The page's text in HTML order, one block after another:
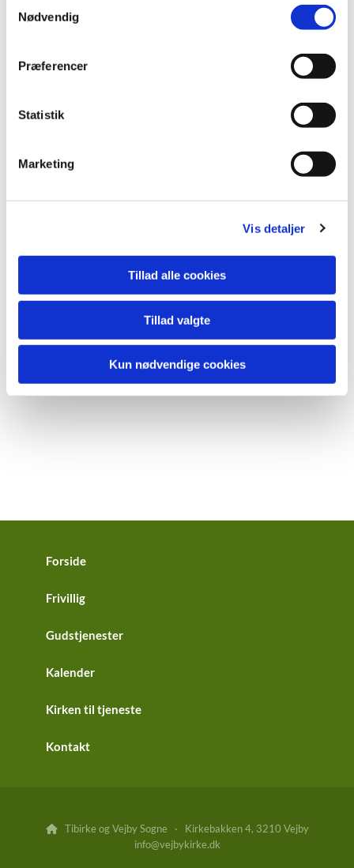
Nødvendig
Præferencer
Statistik
Marketing
Vis detaljer
Tillad alle cookies
Tillad valgte
Kun nødvendige cookies
Du vil måske også kunne
Forside
Frivillig
Gudstjenester
Kalender
Kirken til tjeneste
Kontakt
Tibirke og Vejby Sogne · Kirkebakken 4, 3210 Vejby
info@vejbykirke.dk